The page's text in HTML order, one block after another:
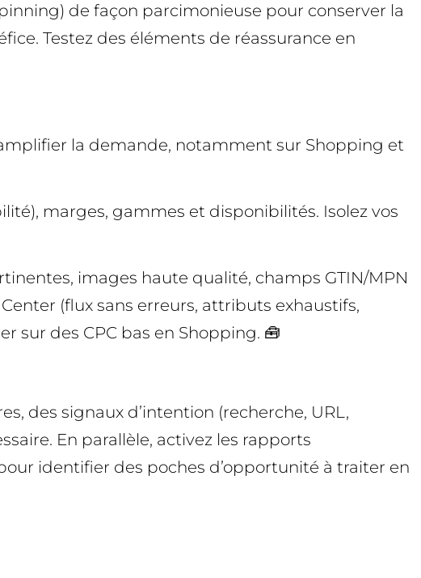
de façon parcimonieuse pour conserver la
Testez des éléments de réassurance en
la demande, notamment sur Shopping et
marges, gammes et disponibilités. Isolez vos
images haute qualité, champs GTIN/MPN
(flux sans erreurs, attributs exhaustifs,
sur des CPC bas en Shopping. 🧰
des signaux d’intention (recherche, URL,
En parallèle, activez les rapports
identifier des poches d’opportunité à traiter en